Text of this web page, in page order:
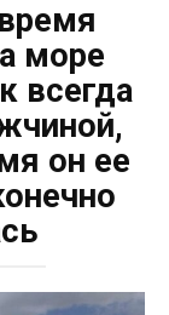
море
всегда
он ее